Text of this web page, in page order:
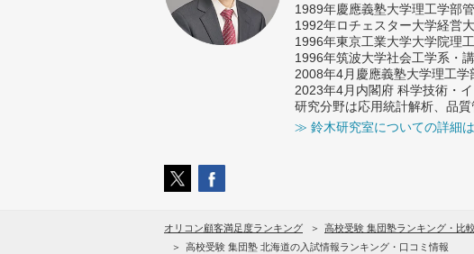
1989年慶應義塾大学理工学部
1992年ロチェスター大学経営
1996年東京工業大学大学院理
1996年筑波大学社会工学系・
2008年4月慶應義塾大学理工学
2023年4月内閣府 科学技術・
研究分野は応用統計解析、品質
≫ 鈴木研究室についての詳細
オリコン顧客満足度ランキング 高校受験 集団塾ランキング・比較
高校受験 集団塾 北海道の入試情報ランキング・口コミ情報